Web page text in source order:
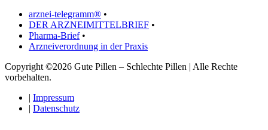
arznei-telegramm® •
DER ARZNEIMITTELBRIEF •
Pharma-Brief•
Arzneiverordnung in der Praxis
Copyright ©2026 Gute Pillen – Schlechte Pillen | Alle Rechte
vorbehalten.
| Impressum
| Datenschutz